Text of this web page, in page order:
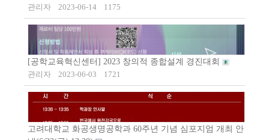
관리자
2023-06-14 1175
[공학교육혁신센터] 2023 창의적 종합설계 경진대회
관리자
2023-06-03 1721
고려대학교 화공생명공학과 60주년 기념 심포지엄 개최 안